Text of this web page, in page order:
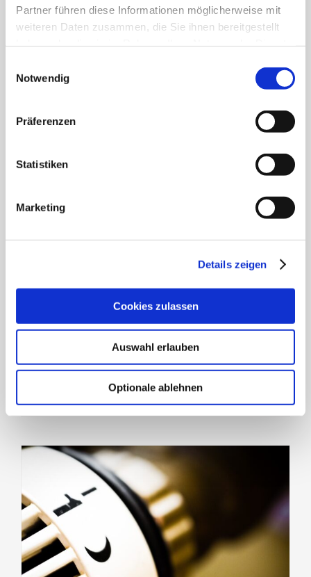
Partner führen diese Informationen möglicherweise mit
weiteren Daten zusammen, die Sie ihnen bereitgestellt
Notwendig
Präferenzen
Statistiken
Marketing
Details zeigen
Cookies zulassen
Auswahl erlauben
Optionale ablehnen
WEITERLESEN
Klimaschutzmanagement
Gewinner Langeoog Grüne Hausnummer
WEITERLESEN